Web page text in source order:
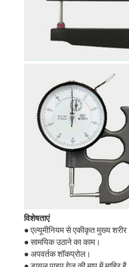
विशेषताएं
● एल्यूमीनियम से एकीकृत मुख्य
● सामयिक उठाने का काम।
● अपवर्तक शॉकप्रोल।